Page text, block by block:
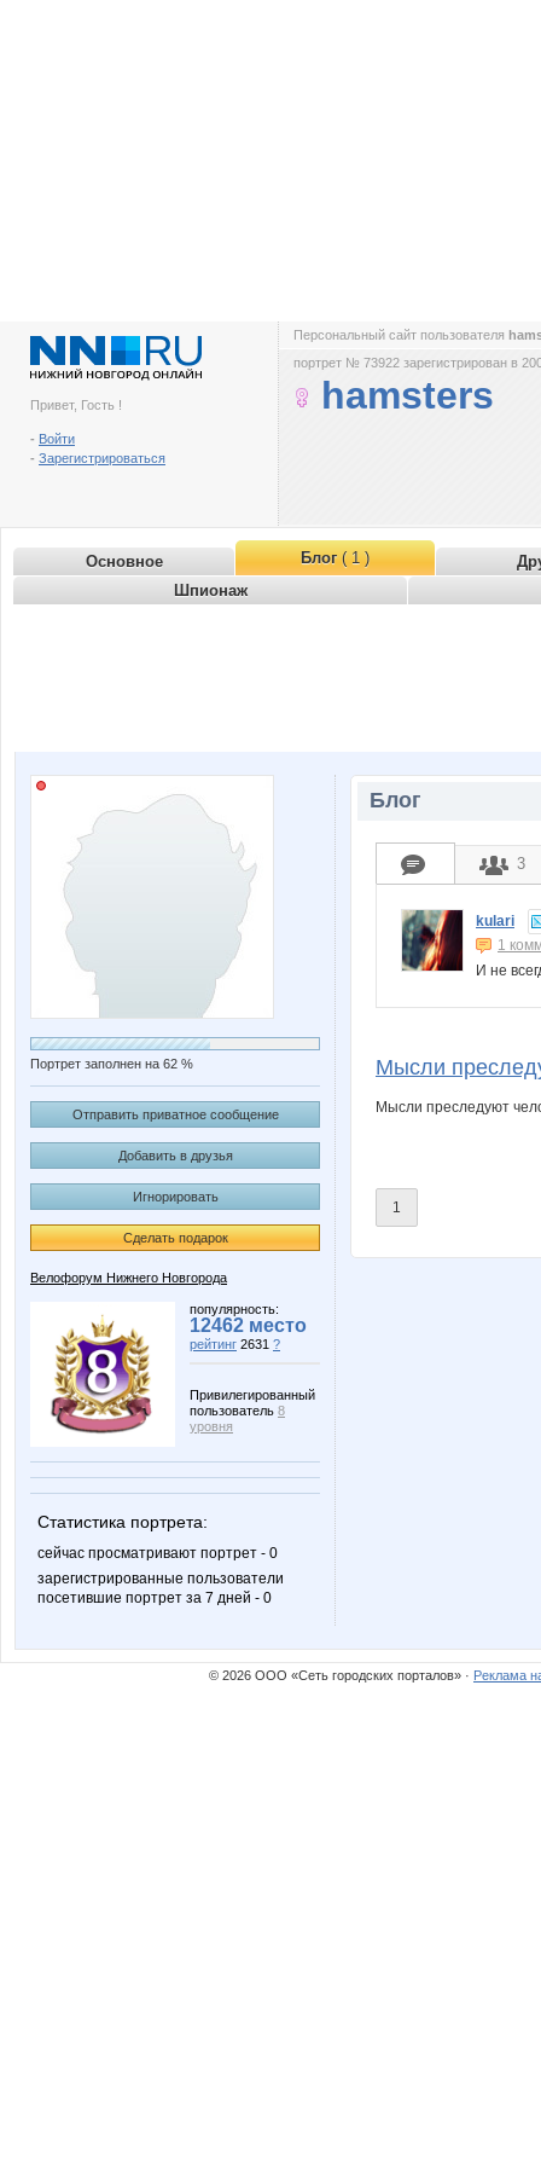
Привет, Гость !
- Войти
- Зарегистрироваться
Персональный сайт пользователя
портрет № 73922 зарегистрирован в
hamsters
Основное Блог( 1 )
Шпионаж
Портрет заполнен на 62 %
Отправить приватное сообщение
Добавить в друзья
Игнорировать
Сделать подарок
Велофорум Нижнего Новгорода
популярность:
12462 место
рейтинг 2631 ?
Привилегированный
пользователь 8
уровня
Статистика портрета:
сейчас просматривают портрет - 0
зарегистрированные пользователи
посетившие портрет за 7 дней - 0
Блог
3
kulari
1
И не
Мысли
Мысли преследуют
1
© 2026 ООО «Сеть городских порталов» · Реклама